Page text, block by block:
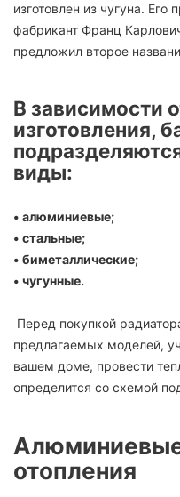
изготовлен из чугуна.
фабрикант Франц
предложил второе
В зависимости
изготовления,
виды:
• алюминиевые;
• стальные;
• биметаллические;
• чугунные.
Перед покупкой
предлагаемых моделей,
вашем доме, провести
определится со схемой
отопления